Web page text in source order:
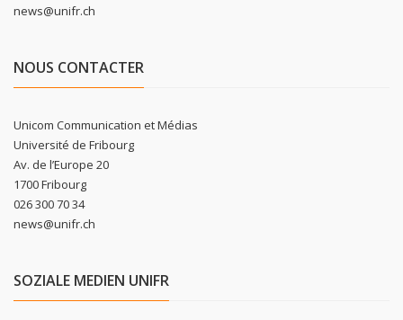
news@unifr.ch
NOUS CONTACTER
Unicom Communication et Médias
Université de Fribourg
Av. de l’Europe 20
1700 Fribourg
026 300 70 34
news@unifr.ch
SOZIALE MEDIEN UNIFR